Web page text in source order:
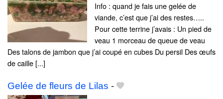
Info : quand je fais une gelée de
viande, c’est que j’ai des restes…..
Pour cette terrine j’avais : Un pied de
veau 1 morceau de queue de veau
Des talons de jambon que j’ai coupé en cubes Du persil Des œufs
de caille [...]
Gelée de fleurs de Lilas -